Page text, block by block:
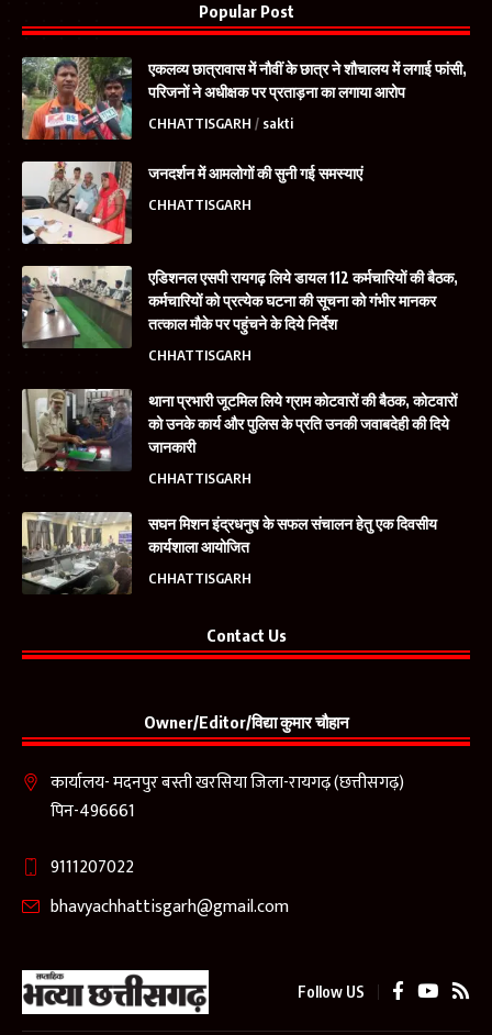
Popular Post
एकलव्य छात्रावास में नौवीं के छात्र ने शौचालय में लगाई फांसी,
परिजनों ने अधीक्षक पर प्रताड़ना का लगाया आरोप
CHHATTISGARH sakti
जनदर्शन में आमलोगों की सुनी गई समस्याएं
CHHATTISGARH
एडिशनल एसपी रायगढ़ लिये डायल 112 कर्मचारियों की बैठक,
कर्मचारियों को प्रत्येक घटना की सूचना को गंभीर मानकर
तत्काल मौके पर पहुंचने के दिये निर्देश
CHHATTISGARH
थाना प्रभारी जूटमिल लिये ग्राम कोटवारों की बैठक, कोटवारों
को उनके कार्य और पुलिस के प्रति उनकी जवाबदेही की दिये
जानकारी
CHHATTISGARH
सघन मिशन इंद्रधनुष के सफल संचालन हेतु एक दिवसीय
कार्यशाला आयोजित
CHHATTISGARH
Contact Us
Owner/Editor/विद्या कुमार चौहान
कार्यालय- मदनपुर बस्ती खरसिया जिला-रायगढ़ (छत्तीसगढ़)
पिन-496661
9111207022
bhavyachhattisgarh@gmail.com
Follow US